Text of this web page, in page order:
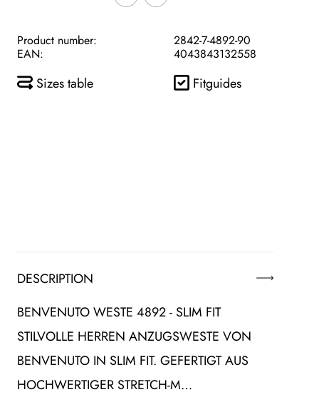
Product number:
2842-7-4892-90
EAN:
4043843132558
Sizes table Fitguides
DESCRIPTION
BENVENUTO WESTE 4892 - SLIM FIT
STILVOLLE HERREN ANZUGSWESTE VON
BENVENUTO IN SLIM FIT. GEFERTIGT AUS
HOCHWERTIGER STRETCH-M…